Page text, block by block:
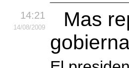
14:21
14/08/2009
Mas